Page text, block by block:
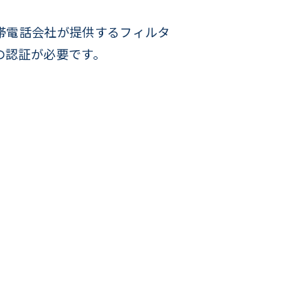
話会社が提供するフィルタ
証が必要です。